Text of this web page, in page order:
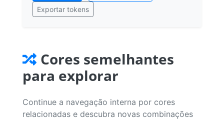
Exportar tokens
Cores semelhantes
para explorar
Continue a navegação interna por cores
relacionadas e descubra novas combinações